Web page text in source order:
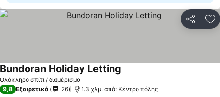
Ολόκληρο σπίτι / διαμέρισμα
Bundoran Holiday Letting
9,8 Εξαιρετικό 26 1.3 χλμ. από: Κέντρο πόλης